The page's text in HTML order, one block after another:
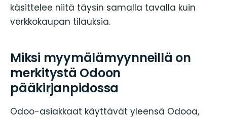
käsittelee niitä täysin samalla tavalla kuin
verkkokaupan tilauksia.
Miksi myymälämyynneillä on
merkitystä Odoon
pääkirjanpidossa
Odoo-asiakkaat käyttävät yleensä Odooa,